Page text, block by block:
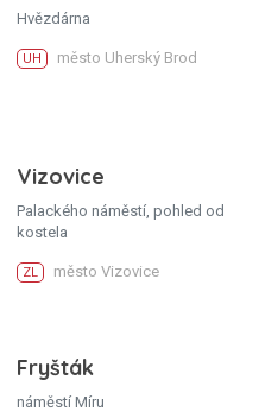
Hvězdárna
UH město Uherský Brod
Vizovice
Palackého náměstí, pohled od
kostela
ZL město Vizovice
Fryšták
náměstí Míru